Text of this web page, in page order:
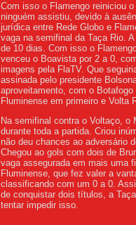
Com isso o Flamengo reiniciou
ninguém assistiu, devido à
jurídica entre Rede Globo e
vaga na semifinal da Taça Rio.
de 10 dias. Com isso o
venceu o Boavista por 2 a 0,
imagens pela FlaTV. Que
assinada pelo presidente
aproveitamento, com o
Fluminense em primeiro e Volta
Na semifinal contra o Voltaço, o
durante toda a partida. Criou
não deu chances ao adversário
Chegou ao gols com dois de
vaga assegurada em mais uma
Fluminense, que fez valer a
classificando com um 0 a 0.
de conquistar dois títulos, a
tentar impedir isso.